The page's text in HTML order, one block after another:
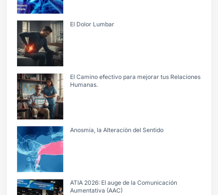
El Dolor Lumbar
El Camino efectivo para mejorar tus Relaciones
Humanas.
Anosmia, la Alteraciòn del Sentido
ATIA 2026: El auge de la Comunicación
Aumentativa (AAC)